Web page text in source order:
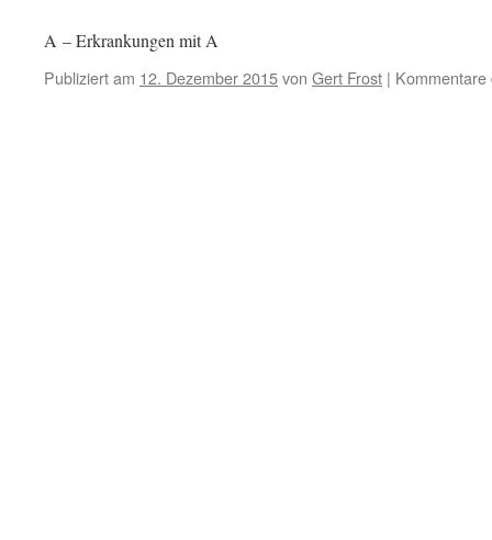
A – Erkrankungen mit A
Publiziert am 12. Dezember 2015von Gert Frost | Kommentare